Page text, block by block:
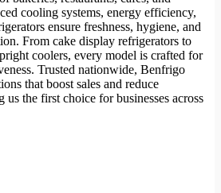
cooling systems, energy efficiency,
ensure freshness, hygiene, and
From cake display refrigerators to
coolers, every model is crafted for
Trusted nationwide, Benfrigo
that boost sales and reduce
us the first choice for businesses across